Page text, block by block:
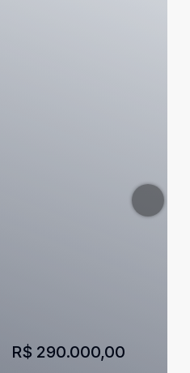
R$ 290.000,00